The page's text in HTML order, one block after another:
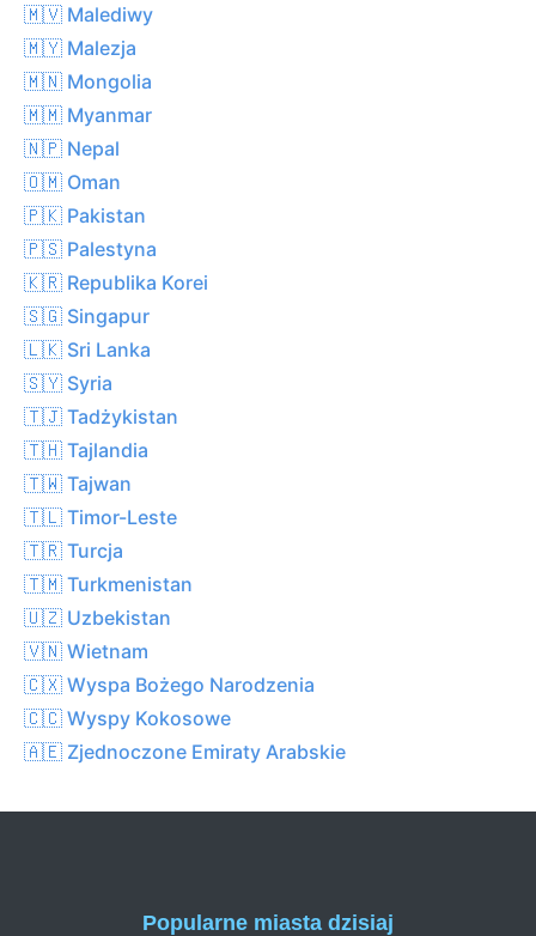
🇲🇻 Malediwy
🇲🇾 Malezja
🇲🇳 Mongolia
🇲🇲 Myanmar
🇳🇵 Nepal
🇴🇲 Oman
🇵🇰 Pakistan
🇵🇸 Palestyna
🇰🇷 Republika Korei
🇸🇬 Singapur
🇱🇰 Sri Lanka
🇸🇾 Syria
🇹🇯 Tadżykistan
🇹🇭 Tajlandia
🇹🇼 Tajwan
🇹🇱 Timor-Leste
🇹🇷 Turcja
🇹🇲 Turkmenistan
🇺🇿 Uzbekistan
🇻🇳 Wietnam
🇨🇽 Wyspa Bożego Narodzenia
🇨🇨 Wyspy Kokosowe
🇦🇪 Zjednoczone Emiraty Arabskie
Popularne miasta dzisiaj